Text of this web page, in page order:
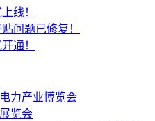
线！
问题已修复！
通！
力产业博览会
览会